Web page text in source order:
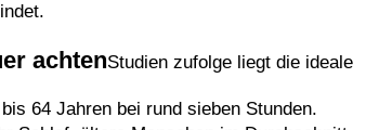
achtenStudien zufolge liegt die ideale
64 Jahren bei rund sieben Stunden.